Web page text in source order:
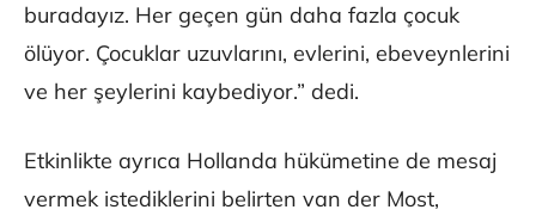
buradayız. Her geçen gün daha fazla çocuk
ölüyor. Çocuklar uzuvlarını, evlerini, ebeveynlerini
ve her şeylerini kaybediyor.” dedi.
Etkinlikte ayrıca Hollanda hükümetine de mesaj
vermek istediklerini belirten van der Most,